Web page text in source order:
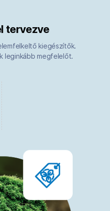
tervezve
kiegészítők.
leginkább megfelelőt.